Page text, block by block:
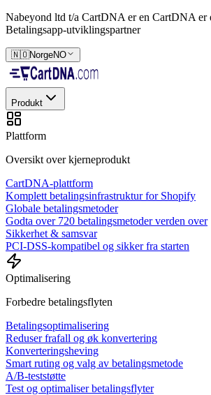
Nabeyond ltd t/a CartDNA er en CartDNA er
Betalingsapp-utviklingspartner
🇳🇴NorgeNO
Produkt
Plattform
Oversikt over kjerneprodukt
CartDNA-plattform
Komplett betalingsinfrastruktur for Shopify
Globale betalingsmetoder
Godta over 720 betalingsmetoder verden over
Sikkerhet & samsvar
PCI-DSS-kompatibel og sikker fra starten
Optimalisering
Forbedre betalingsflyten
Betalingsoptimalisering
Reduser frafall og øk konvertering
Konverteringsheving
Smart ruting og valg av betalingsmetode
A/B-teststøtte
Test og optimaliser betalingsflyter